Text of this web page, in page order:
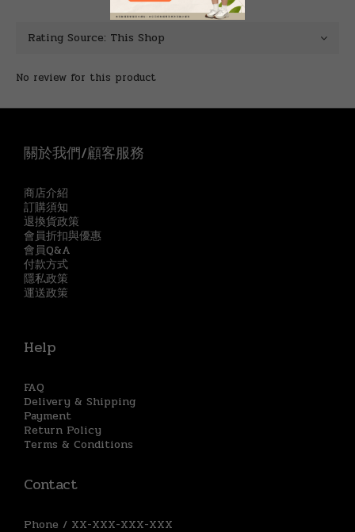
No review for this product
關於我們/顧客服務
商店介紹
訂購須知
退換貨政策
會員折扣與優惠
會員Q&A
付款方式
隱私政策
運送政策
Help
FAQ
Delivery & Shipping
Payment
Return Policy
Terms & Conditions
Contact
Phone / XX-XXX-XXX-XXX